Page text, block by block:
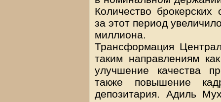
Количество
за этот период
миллиона.
Трансформация
таким направлениям
улучшение качества
также повышение
депозитария. Адиль